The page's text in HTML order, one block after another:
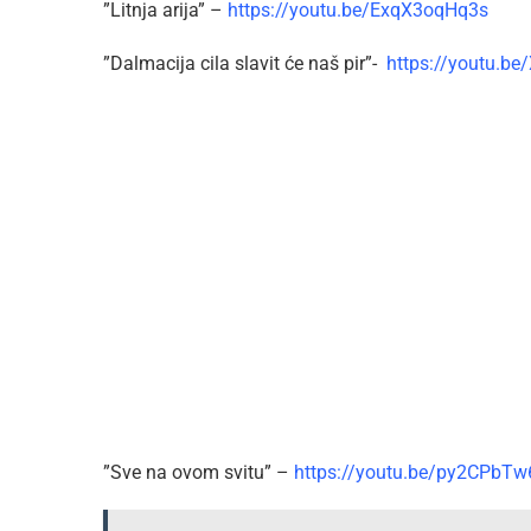
”Litnja arija” – https://youtu.be/ExqX3oqHq3s
”Dalmacija cila slavit će naš pir”- https://youtu.be/
”Sve na ovom svitu” – https://youtu.be/